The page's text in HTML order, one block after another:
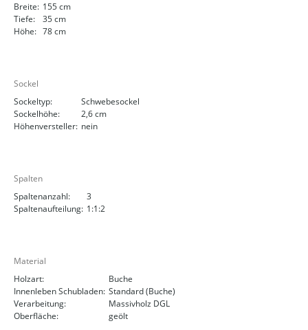
Breite: 155 cm
Tiefe:
35 cm
Höhe: 78 cm
Sockel
Sockeltyp:
Schwebesockel
Sockelhöhe:
2,6 cm
Höhenversteller: nein
Spalten
Spaltenanzahl:
3
Spaltenaufteilung: 1:1:2
Material
Holzart:
Buche
Innenleben Schubladen: Standard (Buche)
Verarbeitung:
Massivholz DGL
Oberfläche:
geölt